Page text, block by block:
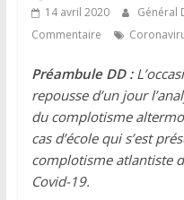
14 avril 2020 Général
Commentaire
Préambule DD :
repousse d’un jour
du complotisme
cas d’école qui s’est
complotisme atlantiste
Covid-19.